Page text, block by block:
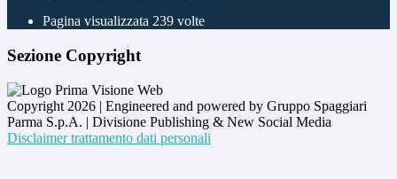
Pagina visualizzata 239 volte
Sezione Copyright
Copyright 2026 | Engineered and powered by Gruppo Spaggiari
Parma S.p.A. | Divisione Publishing & New Social Media
Disclaimer trattamento dati personali